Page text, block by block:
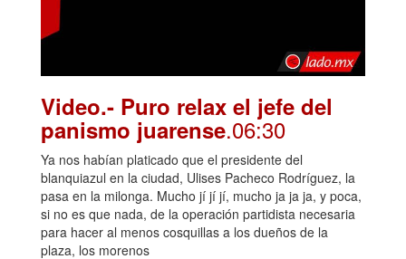
Video.- Puro relax el jefe del
panismo juarense.06:30
Ya nos habían platicado que el presidente del
blanquiazul en la ciudad, Ulises Pacheco Rodríguez, la
pasa en la milonga. Mucho jí jí jí, mucho ja ja ja, y poca,
si no es que nada, de la operación partidista necesaria
para hacer al menos cosquillas a los dueños de la
plaza, los morenos